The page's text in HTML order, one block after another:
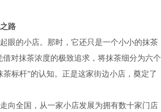
路
的小店。那时，它还只是一个小小的抹茶
对抹茶浓度的极致追求，将抹茶细分为六个
标杆”的认知。正是这家街边小店，奠定了
全国，从一家小店发展为拥有数十家门店